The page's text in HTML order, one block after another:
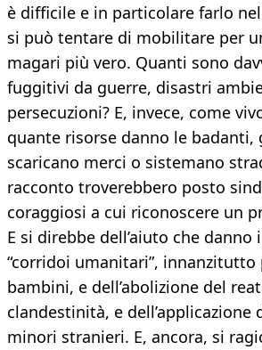
è difficile e in particolare farlo
si può tentare di mobilitare per
magari più vero. Quanti sono
fuggitivi da guerre, disastri
persecuzioni? E, invece, come
quante risorse danno le badanti,
scaricano merci o sistemano
racconto troverebbero posto
coraggiosi a cui riconoscere un
E si direbbe dell’aiuto che
“corridoi umanitari”, innanzitutto
bambini, e dell’abolizione del
clandestinità, e dell’applicazione
minori stranieri. E, ancora, si